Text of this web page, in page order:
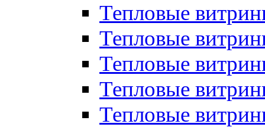
Тепловые
Тепловые
Тепловые
Тепловые
Тепловые